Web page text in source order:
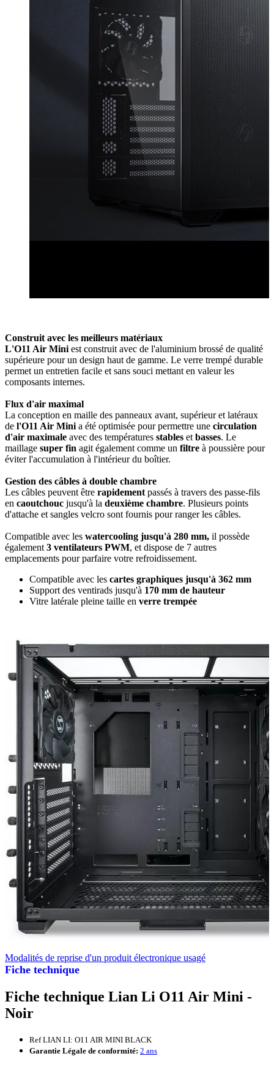
Fiche technique
Construit avec les meilleurs matériaux
L'O11 Air Mini est construit avec de l'aluminium brossé de qualité
supérieure pour un design haut de gamme. Le verre trempé durable
permet un entretien facile et sans souci mettant en valeur les
composants internes.
Flux d'air maximal
La conception en maille des panneaux avant, supérieur et latéraux
de l'O11 Air Mini a été optimisée pour permettre une circulation
d'air maximale avec des températures stables et basses. Le
maillage super fin agit également comme un filtre à poussière pour
éviter l'accumulation à l'intérieur du boîtier.
Gestion des câbles à double chambre
Les câbles peuvent être rapidement passés à travers des passe-fils
en caoutchouc jusqu'à la deuxième chambre. Plusieurs points
d'attache et sangles velcro sont fournis pour ranger les câbles.
Compatible avec les watercooling jusqu'à 280 mm, il possède
également 3 ventilateurs PWM, et dispose de 7 autres
emplacements pour parfaire votre refroidissement.
Compatible avec les cartes graphiques jusqu'à 362 mm
Support des ventirads jusqu'à 170 mm de hauteur
Vitre latérale pleine taille en verre trempée
Modalités de reprise d'un produit électronique usagé
Fiche technique Lian Li O11 Air Mini -
Noir
Ref LIAN LI: O11 AIR MINI BLACK
Garantie Légale de conformité: 2 ans